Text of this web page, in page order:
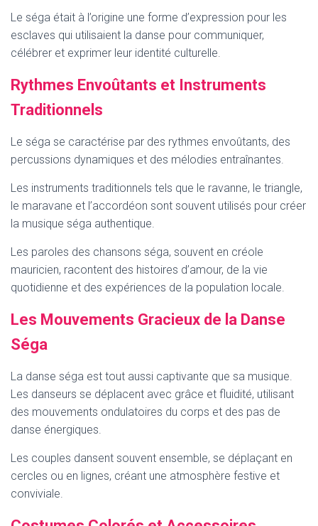
Le séga était à l’origine une forme d’expression pour les
esclaves qui utilisaient la danse pour communiquer,
célébrer et exprimer leur identité culturelle.
Rythmes Envoûtants et Instruments
Traditionnels
Le séga se caractérise par des rythmes envoûtants, des
percussions dynamiques et des mélodies entraînantes.
Les instruments traditionnels tels que le ravanne, le triangle,
le maravane et l’accordéon sont souvent utilisés pour créer
la musique séga authentique.
Les paroles des chansons séga, souvent en créole
mauricien, racontent des histoires d’amour, de la vie
quotidienne et des expériences de la population locale.
Les Mouvements Gracieux de la Danse
Séga
La danse séga est tout aussi captivante que sa musique.
Les danseurs se déplacent avec grâce et fluidité, utilisant
des mouvements ondulatoires du corps et des pas de
danse énergiques.
Les couples dansent souvent ensemble, se déplaçant en
cercles ou en lignes, créant une atmosphère festive et
conviviale.